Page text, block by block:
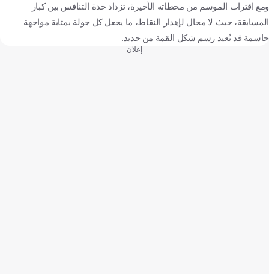
ومع اقتراب الموسم من محطاته الأخيرة، تزداد حدة التنافس بين كبار
المسابقة، حيث لا مجال لإهدار النقاط، ما يجعل كل جولة بمثابة مواجهة
حاسمة قد تُعيد رسم شكل القمة من جديد.
إعلان